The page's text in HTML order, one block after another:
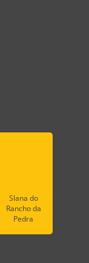
Slana do
Rancho da
Pedra